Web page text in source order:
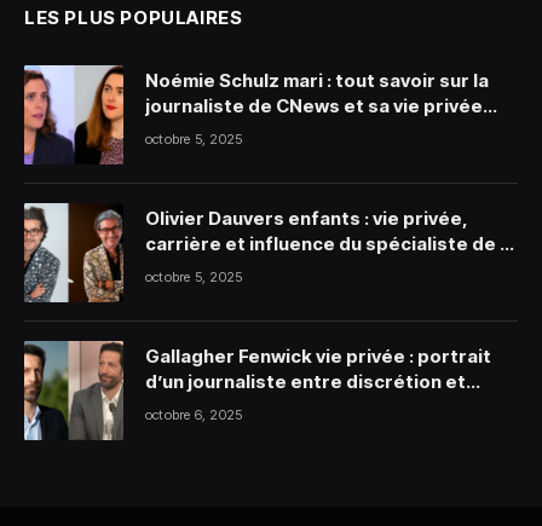
LES PLUS POPULAIRES
Noémie Schulz mari : tout savoir sur la
journaliste de CNews et sa vie privée
discrète
octobre 5, 2025
Olivier Dauvers enfants : vie privée,
carrière et influence du spécialiste de la
grande distribution
octobre 5, 2025
Gallagher Fenwick vie privée : portrait
d’un journaliste entre discrétion et
engagement
octobre 6, 2025